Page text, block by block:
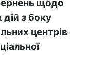
щодо
з боку
центрів